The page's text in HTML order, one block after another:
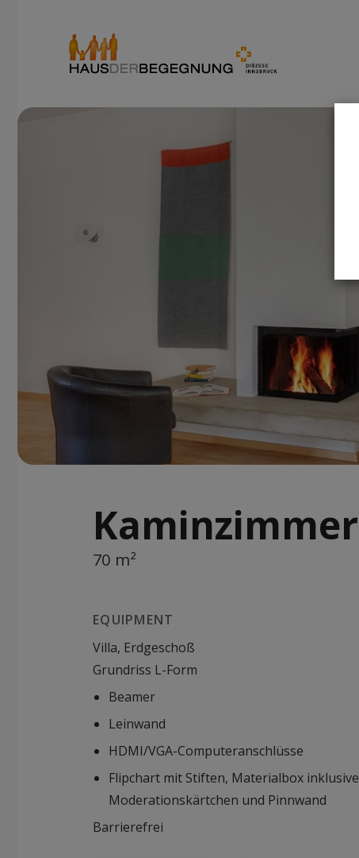
Kaminzimmer
70 m²
EQUIPMENT
Villa, Erdgeschoß
Grundriss L-Form
Beamer
Leinwand
HDMI/VGA-Computeranschlüsse
Flipchart mit Stiften, Materialbox inklusive
Moderationskärtchen und Pinnwand
Barrierefrei